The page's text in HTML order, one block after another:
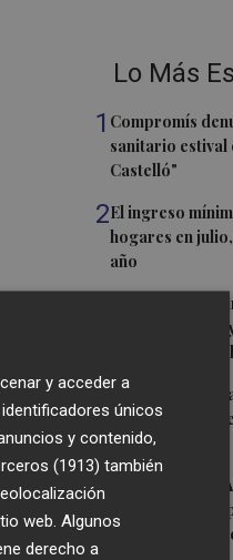
Lo Más
1 Compromís
sanitario estival
Castelló"
2El ingreso
hogares en julio,
año
Burriana
educativos las
climatizar las
4La subida
escala al
debajo del IPC
5
El futuro de la
Valencia
sea
y acceder a
únicos
y contenido,
(1913) también
web. Algunos
derecho a